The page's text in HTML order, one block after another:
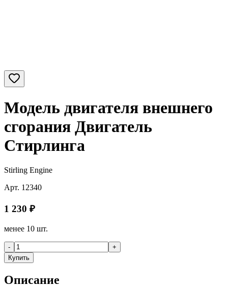
Модель двигателя внешнего
сгорания Двигатель
Стирлинга
Stirling Engine
Арт. 12340
1 230 ₽
менее 10 шт.
-
+
Купить
Описание